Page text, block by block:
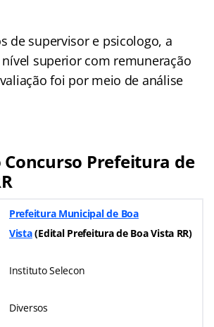
de supervisor e psicologo, a
superior com remuneração
foi por meio de análise
Concurso Prefeitura de
Prefeitura Municipal de Boa
Vista(Edital Prefeitura de Boa Vista RR)
Instituto Selecon
Diversos